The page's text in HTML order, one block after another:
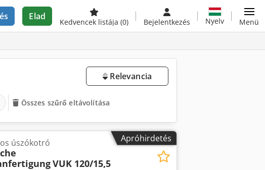
Elad
Kedvencek listája (0) Bejelentkezés Nyelv Menü
Relevancia
Összes szűrő eltávolítása
Apróhirdetés
úszókotró
VUK 120/15,5